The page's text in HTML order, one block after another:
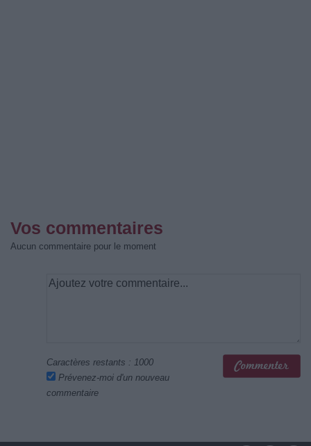
Vos commentaires
Aucun commentaire pour le moment
Caractères restants : 1000
Prévenez-moi d'un nouveau
commentaire